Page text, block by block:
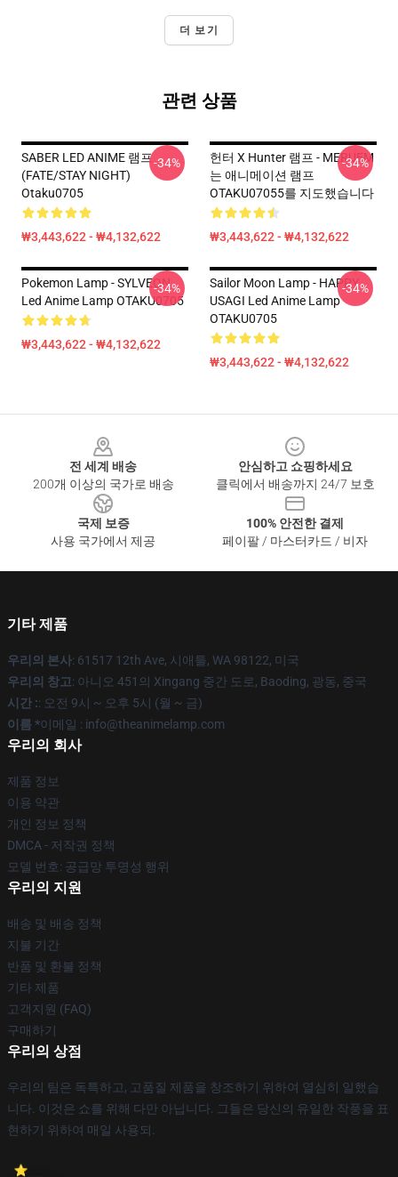
더 보기
관련 상품
SABER LED ANIME 램프
(FATE/STAY NIGHT)
Otaku0705
₩3,443,622 - ₩4,132,622
-34%
헌터 X Hunter 램프 - MERUEM
는 애니메이션 램프
OTAKU07055를 지도했습니다
₩3,443,622 - ₩4,132,622
-34%
Pokemon Lamp - SYLVEON
Led Anime Lamp OTAKU0705
₩3,443,622 - ₩4,132,622
-34%
Sailor Moon Lamp - HAPPY
USAGI Led Anime Lamp
OTAKU0705
₩3,443,622 - ₩4,132,622
-34%
전 세계 배송
200개 이상의 국가로 배송
안심하고 쇼핑하세요
클릭에서 배송까지 24/7 보호
국제 보증
사용 국가에서 제공
100% 안전한 결제
페이팔 / 마스터카드 / 비자
기타 제품
우리의 본사: 61517 12th Ave, 시애틀, WA 98122, 미국
우리의 창고: 아니오 451의 Xingang 중간 도로, Baoding, 광동, 중국
시간 :: 오전 9시 ~ 오후 5시 (월 ~ 금)
이름 *이메일 : info@theanimelamp.com
우리의 회사
제품 정보
이용 약관
개인 정보 정책
DMCA - 저작권 정책
모델 번호: 공급망 투명성 행위
우리의 지원
배송 및 배송 정책
지불 기간
반품 및 환불 정책
기타 제품
고객지원 (FAQ)
구매하기
우리의 상점
우리의 팀은 독특하고, 고품질 제품을 창조하기 위하여 열심히 일했습
니다. 이것은 쇼를 위해 다만 아닙니다. 그들은 당신의 유일한 작풍을 표
현하기 위하여 매일 사용되.